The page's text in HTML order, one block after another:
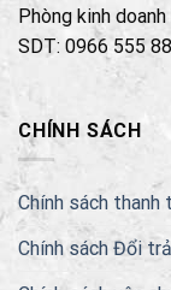
Phòng kinh
SDT: 0966 555
CHÍNH SÁCH
Chính sách thanh
Chính sách Đổi